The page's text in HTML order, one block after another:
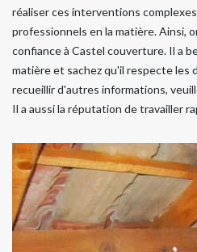
réaliser ces interventions
professionnels en la matière. Ainsi,
confiance à Castel couverture. Il a
matière et sachez qu'il respecte les
recueillir d'autres informations,
Il a aussi la réputation de travailler